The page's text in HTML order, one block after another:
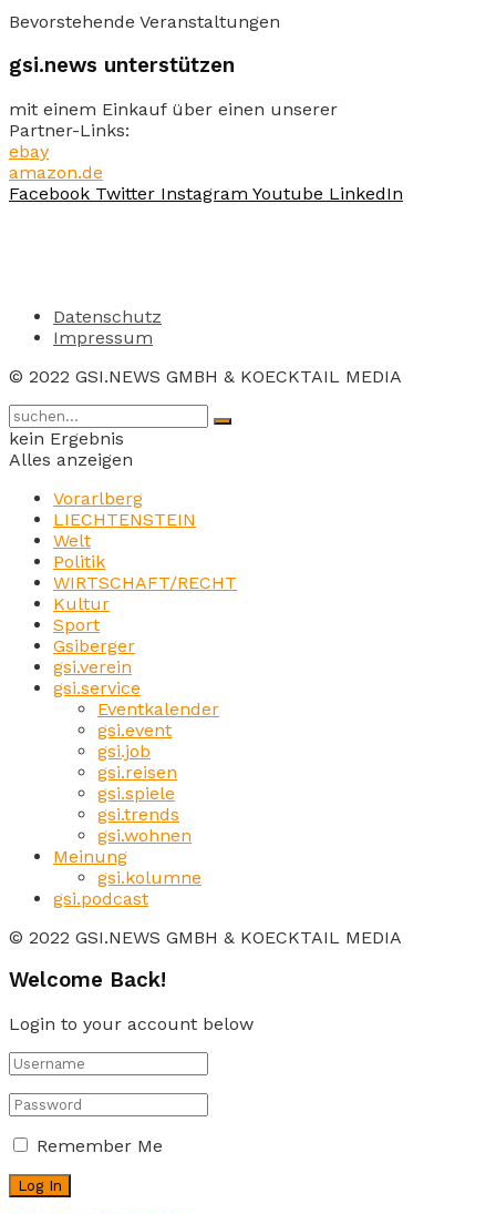
Bevorstehende Veranstaltungen
gsi.news unterstützen
mit einem Einkauf über einen unserer
Partner-Links:
ebay
amazon.de
Facebook Twitter Instagram Youtube LinkedIn
Datenschutz
Impressum
© 2022 GSI.NEWS GMBH & KOECKTAIL MEDIA
kein Ergebnis
Alles anzeigen
Vorarlberg
LIECHTENSTEIN
Welt
Politik
WIRTSCHAFT/RECHT
Kultur
Sport
Gsiberger
gsi.verein
gsi.service
Eventkalender
gsi.event
gsi.job
gsi.reisen
gsi.spiele
gsi.trends
gsi.wohnen
Meinung
gsi.kolumne
gsi.podcast
© 2022 GSI.NEWS GMBH & KOECKTAIL MEDIA
Welcome Back!
Login to your account below
Remember Me